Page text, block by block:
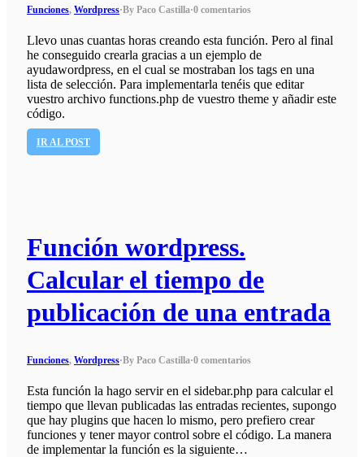
Funciones, Wordpress·By Paco Castilla·0 comentarios
Llevo unas cuantas horas creando esta función. Pero al final
he conseguido crearla gracias a un ejemplo de
ayudawordpress, en el cual se mostraban los tags en una
lista de selección. Para implementarla tenéis que editar
vuestro archivo functions.php de vuestro theme y añadir este
código.
IR AL POST
Función wordpress.
Calcular el tiempo de
publicación de una entrada
Funciones, Wordpress·By Paco Castilla·0 comentarios
Esta función la hago servir en el sidebar.php para calcular el
tiempo que llevan publicadas las entradas recientes, supongo
que hay plugins que hacen lo mismo, pero prefiero crear
funciones y tener mayor control sobre el código. La manera
de implementar la función es la siguiente…